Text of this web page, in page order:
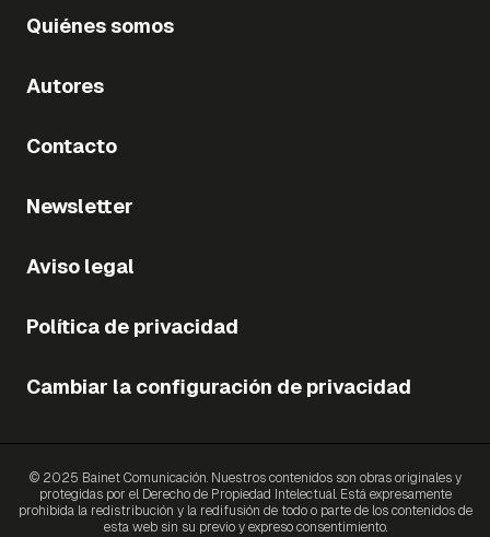
Quiénes somos
Autores
Contacto
Newsletter
Aviso legal
Política de privacidad
Cambiar la configuración de privacidad
© 2025 Bainet Comunicación. Nuestros contenidos son obras originales y
protegidas por el Derecho de Propiedad Intelectual. Está expresamente
prohibida la redistribución y la redifusión de todo o parte de los contenidos de
esta web sin su previo y expreso consentimiento.